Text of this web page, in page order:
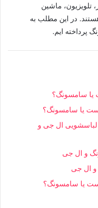
ماشین
در این مطلب به
پرداخته ایم.
یا سامسونگ؟
یا سامسونگ؟
ال جی و
و ال جی
و ال جی
یا سامسونگ؟